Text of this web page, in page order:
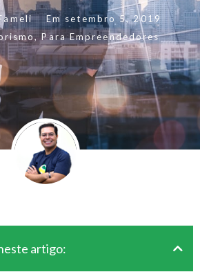
Em setembro 5, 2019
,Para Empreendedores
artigo: